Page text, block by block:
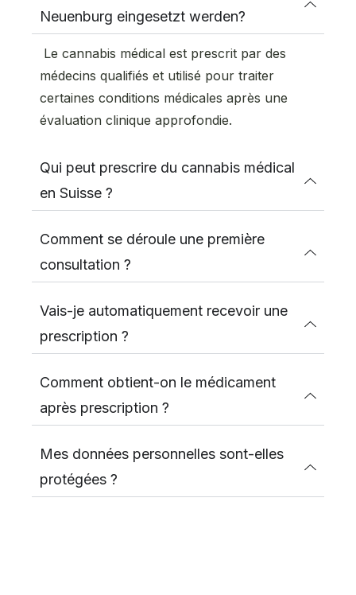
Neuenburg eingesetzt werden?
Le cannabis médical est prescrit par des
médecins qualifiés et utilisé pour traiter
certaines conditions médicales après une
évaluation clinique approfondie.
Qui peut prescrire du cannabis médical
en Suisse ?
Comment se déroule une première
consultation ?
Vais-je automatiquement recevoir une
prescription ?
Comment obtient-on le médicament
après prescription ?
Mes données personnelles sont-elles
protégées ?